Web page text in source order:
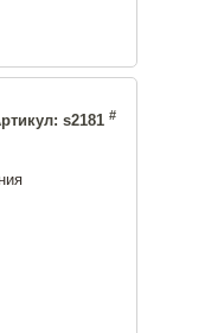
s2181 #